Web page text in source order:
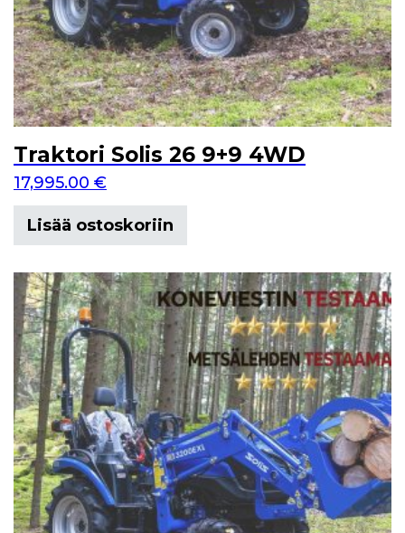
Traktori Solis 26 9+9 4WD
17,995.00 €
Lisää ostoskoriin